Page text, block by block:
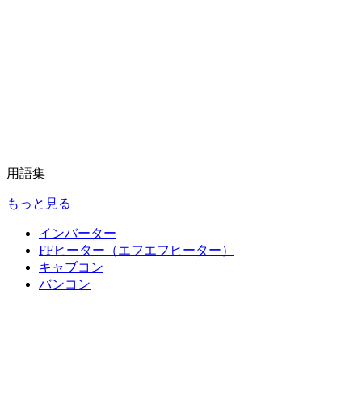
用語集
もっと見る
インバーター
FFヒーター（エフエフヒーター）
キャブコン
バンコン